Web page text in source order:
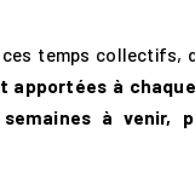
temps collectifs,
à
à venir,